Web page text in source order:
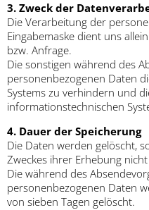
3. Zweck der
Die Verarbeitung der
Eingabemaske dient uns
bzw. Anfrage.
Die sonstigen während des
personenbezogenen Daten
Systems zu verhindern und
informationstechnischen
4. Dauer der Speicherung
Die Daten werden gelöscht,
Zweckes ihrer Erhebung
Die während des
personenbezogenen Daten
von sieben Tagen gelöscht.